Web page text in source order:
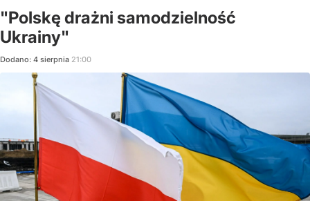
"Polskę drażni samodzielność
Ukrainy"
Dodano: 4 sierpnia 21:00